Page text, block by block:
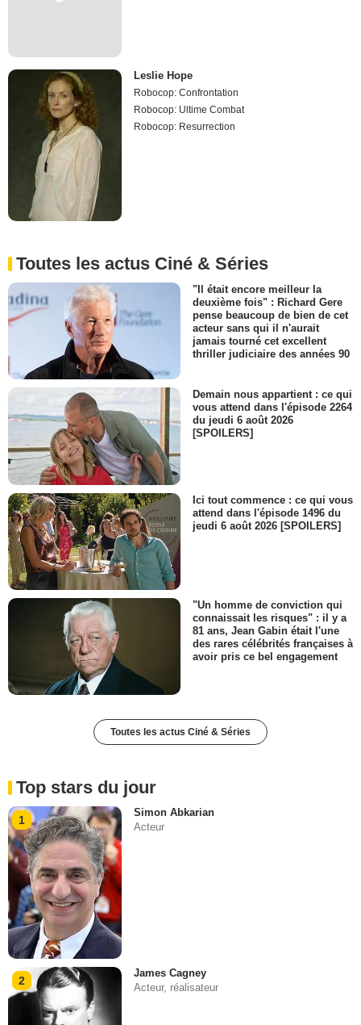
Leslie Hope
Robocop: Confrontation
Robocop: Ultime Combat
Robocop: Resurrection
Toutes les actus Ciné & Séries
"Il était encore meilleur la
deuxième fois" : Richard Gere
pense beaucoup de bien de cet
acteur sans qui il n'aurait
jamais tourné cet excellent
thriller judiciaire des années 90
Demain nous appartient : ce qui
vous attend dans l'épisode 2264
du jeudi 6 août 2026
[SPOILERS]
Ici tout commence : ce qui vous
attend dans l'épisode 1496 du
jeudi 6 août 2026 [SPOILERS]
"Un homme de conviction qui
connaissait les risques" : il y a
81 ans, Jean Gabin était l'une
des rares célébrités françaises à
avoir pris ce bel engagement
Toutes les actus Ciné & Séries
Top stars du jour
1
Simon Abkarian
Acteur
2
James Cagney
Acteur, réalisateur